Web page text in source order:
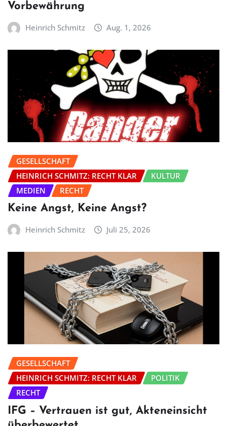
Vorbewährung
Heinrich Schmitz Aug. 1, 2026
GESELLSCHAFT
HEINRICH SCHMITZ: RECHT KLAR
KULTUR
MEDIEN
RECHT
Keine Angst, Keine Angst?
Heinrich Schmitz Juli 25, 2026
GESELLSCHAFT
HEINRICH SCHMITZ: RECHT KLAR
POLITIK
RECHT
IFG – Vertrauen ist gut, Akteneinsicht